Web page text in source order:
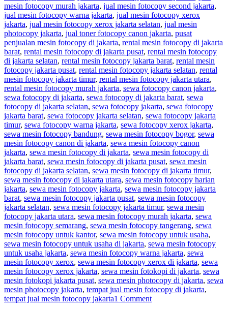
mesin fotocopy murah jakarta, jual mesin fotocopy second jakarta,
jual mesin fotocopy warna jakarta, jual mesin fotocopy xerox
jakarta, jual mesin fotocopy xerox jakarta selatan, jual mesin
photocopy jakarta, jual toner fotocopy canon jakarta, pusat
penjualan mesin fotocopy di jakarta, rental mesin fotocopy di jakarta
barat, rental mesin fotocopy di jakarta pusat, rental mesin fotocopy
di jakarta selatan, rental mesin fotocopy jakarta barat, rental mesin
fotocopy jakarta pusat, rental mesin fotocopy jakarta selatan, rental
mesin fotocopy jakarta timur, rental mesin fotocopy jakarta utara,
rental mesin fotocopy murah jakarta, sewa fotocopy canon jakarta,
sewa fotocopy di jakarta, sewa fotocopy di jakarta barat, sewa
fotocopy di jakarta selatan, sewa fotocopy jakarta, sewa fotocopy
jakarta barat, sewa fotocopy jakarta selatan, sewa fotocopy jakarta
timur, sewa fotocopy warna jakarta, sewa fotocopy xerox jakarta,
sewa mesin fotocopy bandung, sewa mesin fotocopy bogor, sewa
mesin fotocopy canon di jakarta, sewa mesin fotocopy canon
jakarta, sewa mesin fotocopy di jakarta, sewa mesin fotocopy di
jakarta barat, sewa mesin fotocopy di jakarta pusat, sewa mesin
fotocopy di jakarta selatan, sewa mesin fotocopy di jakarta timur,
sewa mesin fotocopy di jakarta utara, sewa mesin fotocopy harian
jakarta, sewa mesin fotocopy jakarta, sewa mesin fotocopy jakarta
barat, sewa mesin fotocopy jakarta pusat, sewa mesin fotocopy
jakarta selatan, sewa mesin fotocopy jakarta timur, sewa mesin
fotocopy jakarta utara, sewa mesin fotocopy murah jakarta, sewa
mesin fotocopy semarang, sewa mesin fotocopy tangerang, sewa
mesin fotocopy untuk kantor, sewa mesin fotocopy untuk usaha,
sewa mesin fotocopy untuk usaha di jakarta, sewa mesin fotocopy
untuk usaha jakarta, sewa mesin fotocopy warna jakarta, sewa
mesin fotocopy xerox, sewa mesin fotocopy xerox di jakarta, sewa
mesin fotocopy xerox jakarta, sewa mesin fotokopi di jakarta, sewa
mesin fotokopi jakarta pusat, sewa mesin photocopy di jakarta, sewa
mesin photocopy jakarta, tempat jual mesin fotocopy di jakarta,
tempat jual mesin fotocopy jakarta1 Comment